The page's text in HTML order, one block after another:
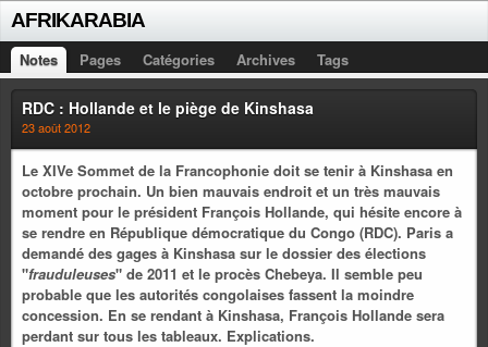
AFRIKARABIA
Notes Pages Catégories Archives Tags
RDC : Hollande et le piège de Kinshasa
23 août 2012
Le XIVe Sommet de la Francophonie doit se tenir à Kinshasa en
octobre prochain. Un bien mauvais endroit et un très mauvais
moment pour le président François Hollande, qui hésite encore à
se rendre en République démocratique du Congo (RDC). Paris a
demandé des gages à Kinshasa sur le dossier des élections
"frauduleuses" de 2011 et le procès Chebeya. Il semble peu
probable que les autorités congolaises fassent la moindre
concession. En se rendant à Kinshasa, François Hollande sera
perdant sur tous les tableaux. Explications.